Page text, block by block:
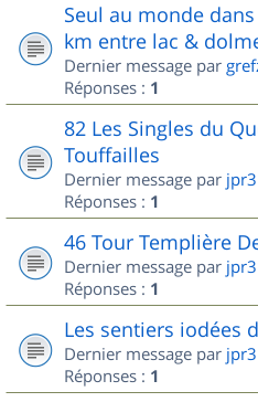
Seul au monde
km entre lac &
Dernier message par
Réponses : 1
82 Les Singles du
Touffailles
Dernier message par
Réponses : 1
46 Tour Templière
Dernier message par
Réponses : 1
Les sentiers iodées
Dernier message par
Réponses : 1